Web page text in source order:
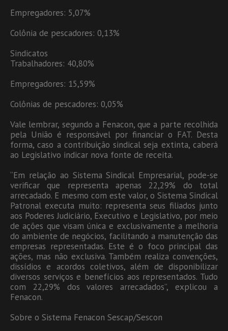
Empregadores: 5,07%
Colônia de pescadores: 0,13%
Sindicatos
Trabalhadores: 40,80%
Empregadores: 15,59%
Colônias de pescadores: 0,05%
Vale lembrar, segundo a Fenacon, que a parte recolhida
pela União é responsável por financiar o FAT. Desta
forma, caso a contribuição sindical seja extinta, caberá
ao Legislativo indicar nova fonte de receita.
“Em relação ao Sistema Sindical Empresarial, pode-se
verificar que representa apenas 22,29% do total
arrecadado. E mesmo com este valor, o Sistema Sindical
Patronal executa muito: representa seus filiados junto
aos Poderes Judiciário, Executivo e Legislativo, por meio
de ações que visam única e exclusivamente a melhoria
do ambiente de negócios, facilitando a manutenção das
empresas representadas. Este é o foco principal das
ações, mas não exclusiva. Também realiza convenções,
dissídios e acordos coletivos, além de disponibilizar
diversos serviços e benefícios aos representados. Tudo
com 22,29% dos valores arrecadados”, explicou a
Fenacon.
Sobre o Sistema Fenacon Sescap/Sescon